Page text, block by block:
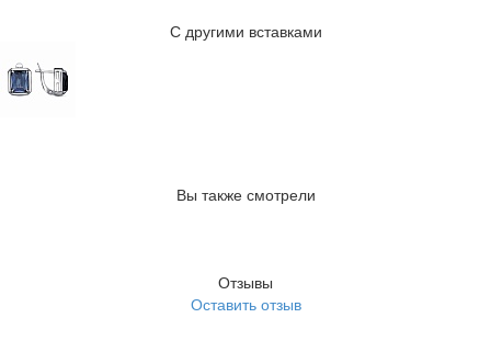
С другими вставками
Вы также смотрели
Отзывы
Оставить отзыв